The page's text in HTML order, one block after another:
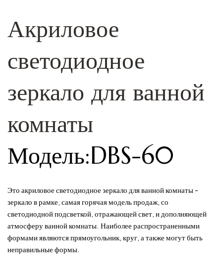
Акриловое
светодиодное
зеркало для ванной
комнаты
Модель:DBS-60
Это акриловое светодиодное зеркало для ванной комнаты -
зеркало в рамке, самая горячая модель продаж, со
светодиодной подсветкой, отражающей свет, и дополняющей
атмосферу ванной комнаты. Наиболее распространенными
формами являются прямоугольник, круг, а также могут быть
неправильные формы.